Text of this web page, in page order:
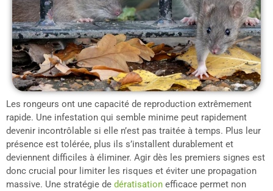
Les rongeurs ont une capacité de reproduction extrêmement
rapide. Une infestation qui semble minime peut rapidement
devenir incontrôlable si elle n’est pas traitée à temps. Plus leur
présence est tolérée, plus ils s’installent durablement et
deviennent difficiles à éliminer. Agir dès les premiers signes est
donc crucial pour limiter les risques et éviter une propagation
massive. Une stratégie de dératisation efficace permet non